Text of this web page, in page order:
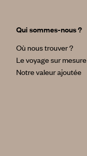
Qui sommes-nous ?
Où nous trouver ?
Le voyage sur mesure
Notre valeur ajoutée